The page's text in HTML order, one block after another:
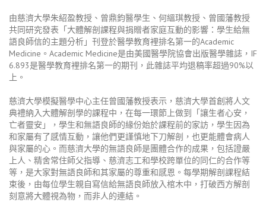
由慈濟大學朱紹盈教授、曾鼎鈞醫學生、何縕琪教授、曾國藩教授
共同研究發表「大體解剖課程與捐贈者家庭互動的影響：學生給無
語良師信的主題分析」刊登於醫學教育裡排名第一的Academic
Medicine。Academic Medicine是由美國醫學院協會出版醫學雜誌，IF
6.893是醫學教育裡排名第一的期刊，此雜誌平均退稿率超過90%以
上。
慈濟大學模擬醫學中心主任曾國藩教授表示，慈濟大學首創將人文
典禮納入大體解剖學的課程中，在每一環節上做到「讓生者心安，
亡者靈安」，學生和無語良師的緣份始於課程前的家訪，學生因為
和家屬有了感情互動，讓他們更謹慎地下刀解剖，也更能體會病人
與家屬的心。而慈濟大學的無語良師是團體合作的成果，包括證嚴
上人、精舍常住師父指導、慈濟志工和學校跨單位的同仁的合作等
等，是大家對無語良師和其家屬的尊重和感恩。每學期解剖課程結
束後，由每位學生親自寫信給無語良師放入棺木中，打破西方解剖
刻意將大體視為物，而非人的連結。